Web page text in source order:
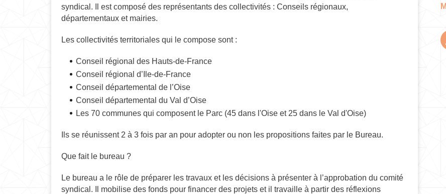
syndical. Il est composé des représentants des collectivités : Conseils régionaux,
départementaux et mairies.
Les collectivités territoriales qui le compose sont :
Conseil régional des Hauts-de-France
Conseil régional d’Ile-de-France
Conseil départemental de l’Oise
Conseil départemental du Val d’Oise
Les 70 communes qui composent le Parc (45 dans l'Oise et 25 dans le Val d'Oise)
Ils se réunissent 2 à 3 fois par an pour adopter ou non les propositions faites par le Bureau.
Que fait le bureau ?
Le bureau a le rôle de préparer les travaux et les décisions à présenter à l’approbation du comité
syndical. Il mobilise des fonds pour financer des projets et il travaille à partir des réflexions